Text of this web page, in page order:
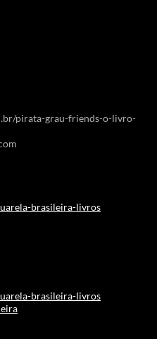
pirata-grau-friends-o-livro-
brasileira-livros
brasileira-livros